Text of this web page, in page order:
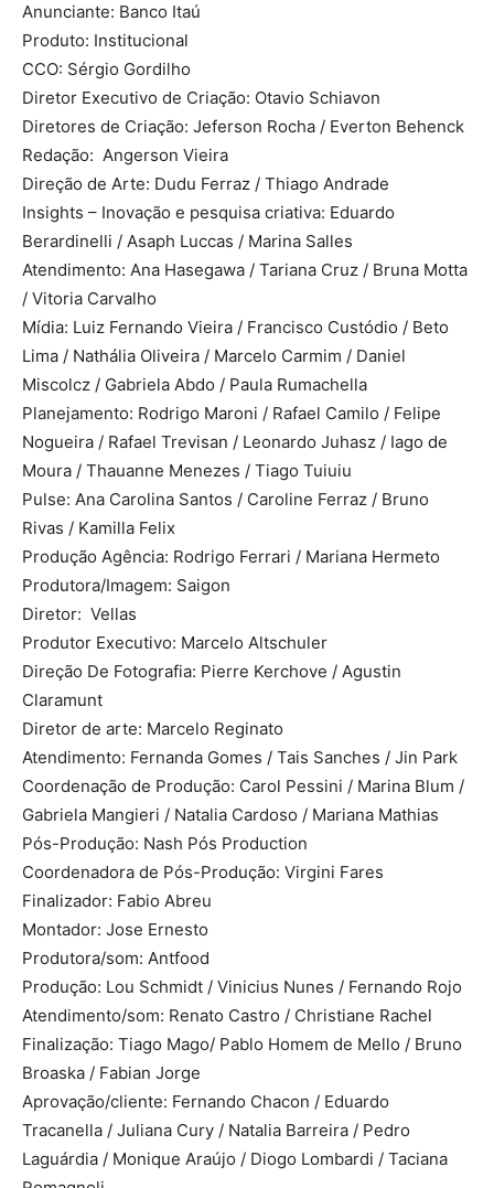
Anunciante: Banco Itaú
Produto: Institucional
CCO: Sérgio Gordilho
Diretor Executivo de Criação: Otavio Schiavon
Diretores de Criação: Jeferson Rocha / Everton Behenck
Redação: Angerson Vieira
Direção de Arte: Dudu Ferraz / Thiago Andrade
Insights – Inovação e pesquisa criativa: Eduardo
Berardinelli / Asaph Luccas / Marina Salles
Atendimento: Ana Hasegawa / Tariana Cruz / Bruna Motta
/ Vitoria Carvalho
Mídia: Luiz Fernando Vieira / Francisco Custódio / Beto
Lima / Nathália Oliveira / Marcelo Carmim / Daniel
Miscolcz / Gabriela Abdo / Paula Rumachella
Planejamento: Rodrigo Maroni / Rafael Camilo / Felipe
Nogueira / Rafael Trevisan / Leonardo Juhasz / Iago de
Moura / Thauanne Menezes / Tiago Tuiuiu
Pulse: Ana Carolina Santos / Caroline Ferraz / Bruno
Rivas / Kamilla Felix
Produção Agência: Rodrigo Ferrari / Mariana Hermeto
Produtora/Imagem: Saigon
Diretor: Vellas
Produtor Executivo: Marcelo Altschuler
Direção De Fotografia: Pierre Kerchove / Agustin
Claramunt
Diretor de arte: Marcelo Reginato
Atendimento: Fernanda Gomes / Tais Sanches / Jin Park
Coordenação de Produção: Carol Pessini / Marina Blum /
Gabriela Mangieri / Natalia Cardoso / Mariana Mathias
​Pós-Produção: Nash Pós Production
Coordenadora de Pós-Produção: Virgini Fares
Finalizador: Fabio Abreu
Montador: Jose Ernesto
Produtora/som: Antfood
Produção: Lou Schmidt / Vinicius Nunes / Fernando Rojo
Atendimento/som: Renato Castro / Christiane Rachel
Finalização: Tiago Mago/ Pablo Homem de Mello / Bruno
Broaska / Fabian Jorge
Aprovação/cliente: Fernando Chacon / Eduardo
Tracanella / Juliana Cury / Natalia Barreira / Pedro
Laguárdia / Monique Araújo / Diogo Lombardi / Taciana